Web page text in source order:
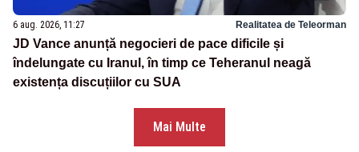
6 aug. 2026, 11:27 Realitatea de Teleorman
JD Vance anunță negocieri de pace dificile și
îndelungate cu Iranul, în timp ce Teheranul neagă
existența discuțiilor cu SUA
Mai Multe